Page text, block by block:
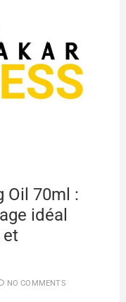
Oil 70ml :
idéal
et
NO COMMENTS